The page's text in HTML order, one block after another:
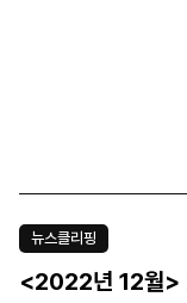
뉴스클리핑
<2022년 12월>